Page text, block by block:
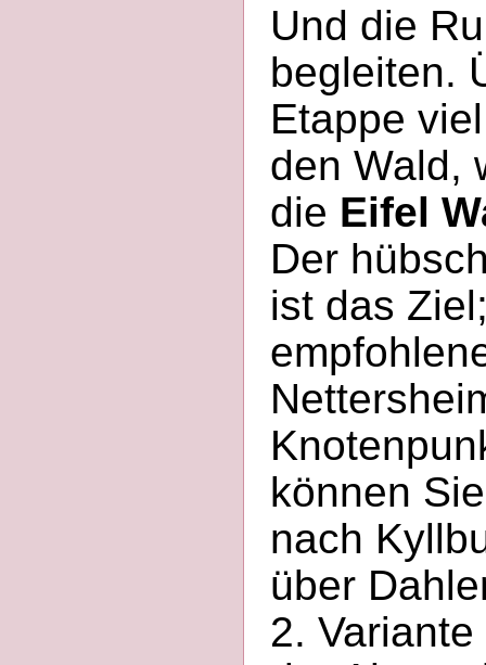
Und die
begleiten.
Etappe
den Wald,
die Eifel
Der
ist das
können
nach
über
2.